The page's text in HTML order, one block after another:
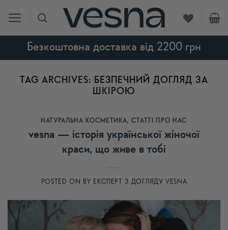
content
Безкоштовна доставка від 2200 грн
TAG ARCHIVES: БЕЗПЕЧНИЙ ДОГЛЯД ЗА
ШКІРОЮ
НАТУРАЛЬНА КОСМЕТИКА, СТАТТІ ПРО НАС
vesna — історія української жіночої
краси, що живе в тобі
POSTED ON BY ЕКСПЕРТ З ДОГЛЯДУ VESNA